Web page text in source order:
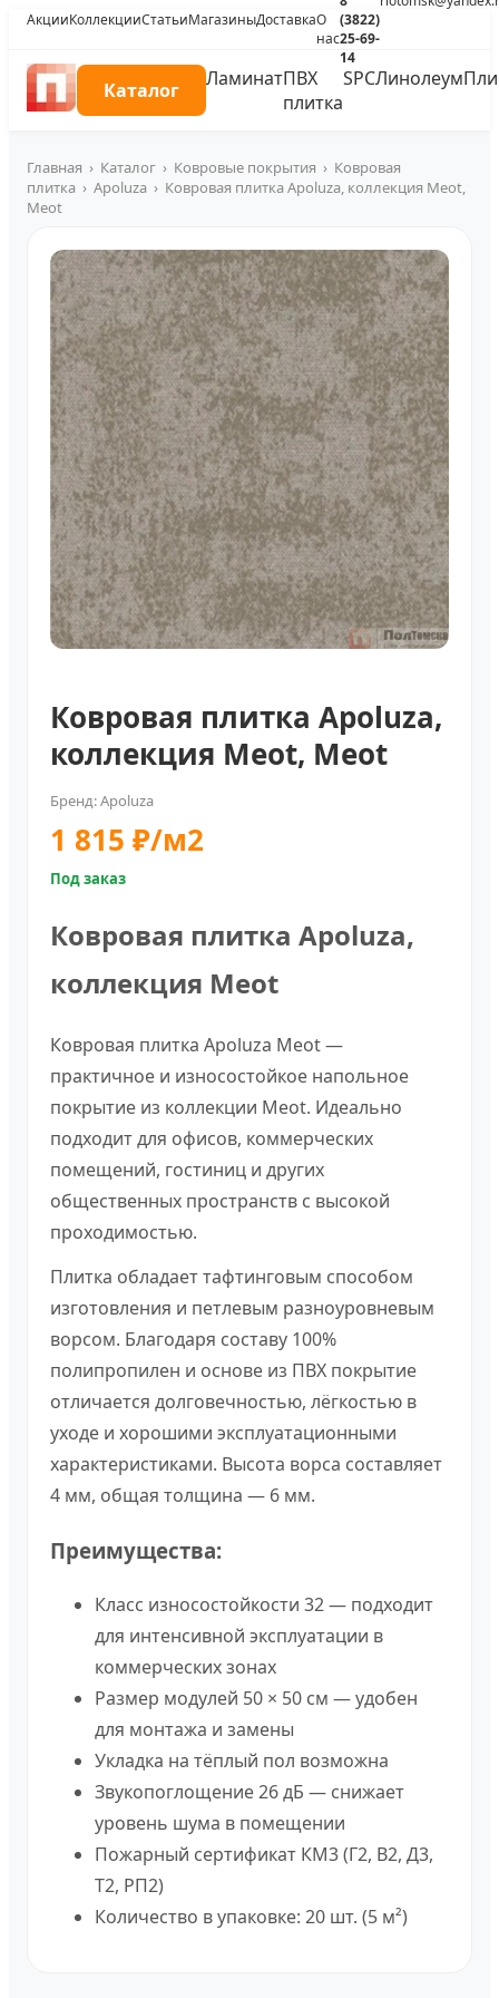
АкцииКоллекцииСтатьиМагазиныДоставкаО
нас
(3822)
25-69-
14
Каталог ЛаминатПВХ
плитка
SPCЛинолеум
Главная › Каталог › Ковровые покрытия › Ковровая
плитка › Apoluza › Ковровая плитка Apoluza, коллекция Meot,
Meot
Ковровая плитка Apoluza,
коллекция Meot, Meot
Бренд: Apoluza
1 815 ₽/м2
Под заказ
Ковровая плитка Apoluza,
коллекция Meot
Ковровая плитка Apoluza Meot —
практичное и износостойкое напольное
покрытие из коллекции Meot. Идеально
подходит для офисов, коммерческих
помещений, гостиниц и других
общественных пространств с высокой
проходимостью.
Плитка обладает тафтинговым способом
изготовления и петлевым разноуровневым
ворсом. Благодаря составу 100%
полипропилен и основе из ПВХ покрытие
отличается долговечностью, лёгкостью в
уходе и хорошими эксплуатационными
характеристиками. Высота ворса составляет
4 мм, общая толщина — 6 мм.
Преимущества:
Класс износостойкости 32 — подходит
для интенсивной эксплуатации в
коммерческих зонах
Размер модулей 50 × 50 см — удобен
для монтажа и замены
Укладка на тёплый пол возможна
Звукопоглощение 26 дБ — снижает
уровень шума в помещении
Пожарный сертификат КМ3 (Г2, В2, Д3,
Т2, РП2)
Количество в упаковке: 20 шт. (5 м²)